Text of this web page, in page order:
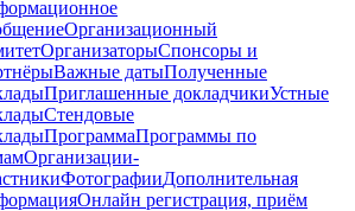
Организационный
ОрганизаторыСпонсоры и
Важные датыПолученные
Приглашенные докладчикиУстные
Стендовые
ПрограммаПрограммы по
Организации-
ФотографииДополнительная
Онлайн регистрация, приём